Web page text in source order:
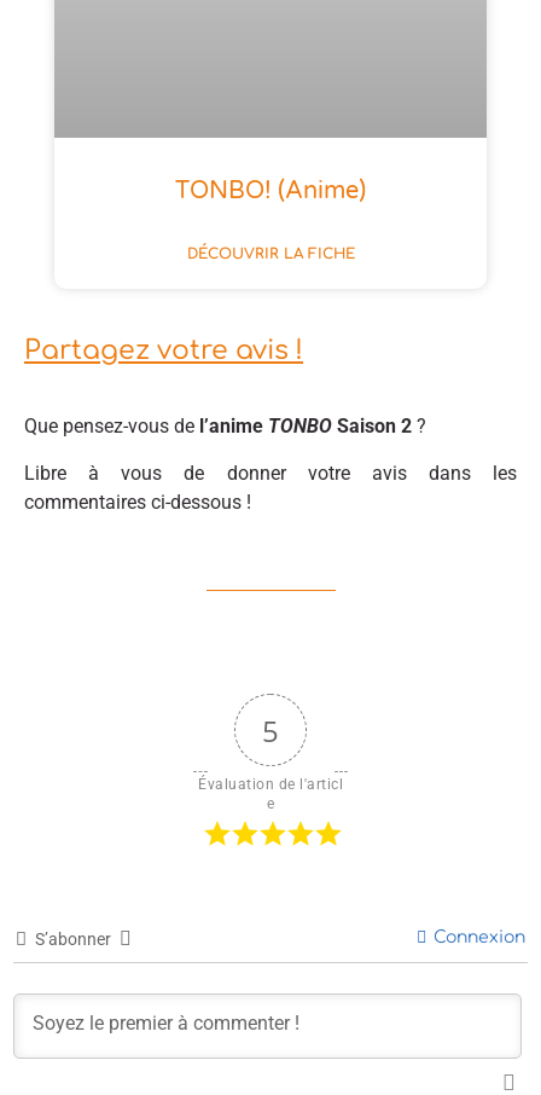
TONBO! (anime)
DÉCOUVRIR LA FICHE
Partagez votre avis !
Que pensez-vous de l’anime TONBO Saison 2 ?
Libre à vous de donner votre avis dans les
commentaires ci-dessous !
5
Évaluation de l'articl
e
S’abonner Connexion